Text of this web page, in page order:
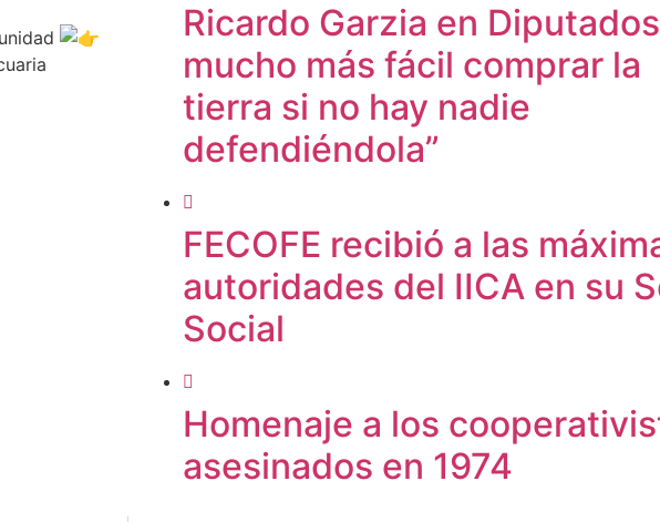
Ricardo Garzia en
mucho más fácil comprar la
tierra si no hay nadie
defendiéndola”
FECOFE recibió a las
autoridades del IICA en su
Social
Homenaje a los
asesinados en 1974